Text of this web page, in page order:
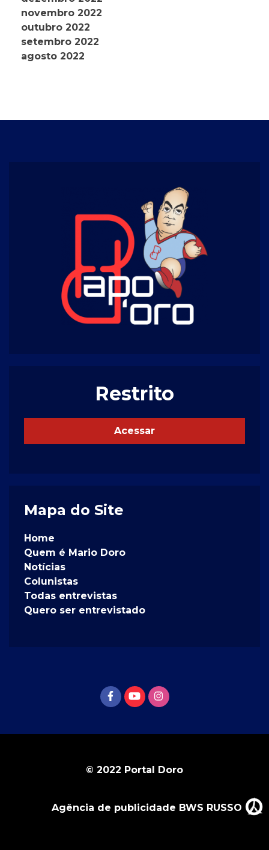
novembro 2022
outubro 2022
setembro 2022
agosto 2022
Restrito
Acessar
Mapa do Site
Home
Quem é Mario Doro
Notícias
Colunistas
Todas entrevistas
Quero ser entrevistado
© 2022 Portal Doro
Agência de publicidade BWS RUSSO